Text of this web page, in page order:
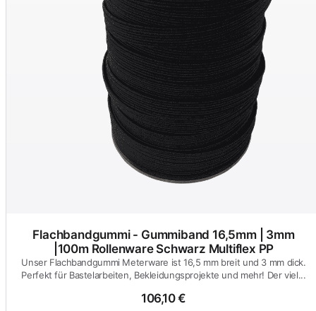
Flachbandgummi - Gummiband 16,5mm | 3mm
|100m Rollenware Schwarz Multiflex PP
Unser Flachbandgummi Meterware ist 16,5 mm breit und 3 mm dick.
Perfekt für Bastelarbeiten, Bekleidungsprojekte und mehr! Der viel...
106,10 €